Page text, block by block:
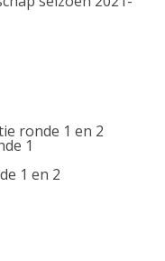
ronde 1 en 2
1
1 en 2